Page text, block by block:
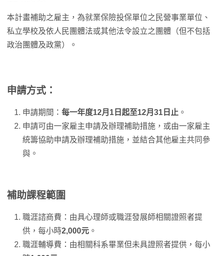
本計畫補助之雇主，為就業保險投保單位之民營事業單位、
私立學校及依人民團體法或其他法令設立之團體（但不包括
政治團體及政黨）。
申請方式：
申請期間： 每一年度12月1日起至12月31日止 。
申請可由一家雇主申請及辦理補助措施，或由一家雇主
統籌協助申請及辦理補助措施，並結合其他雇主共同參
與。
補助課程範圍
職涯諮商費：由具心理師或職涯發展師相關證照者提
供，每小時2,000元 。
職涯輔導費：由相關科系畢業但未具證照者提供，每小